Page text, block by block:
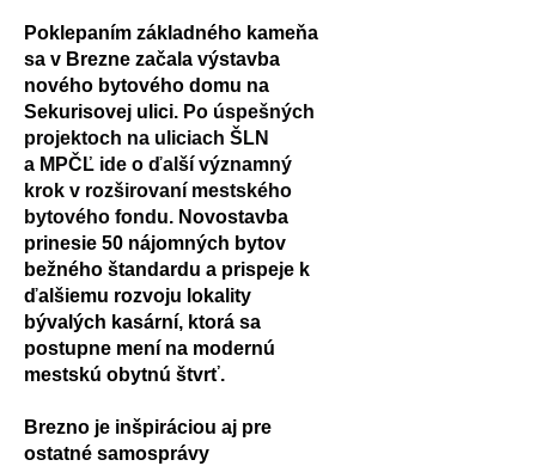
Poklepaním základného kameňa
sa v Brezne začala výstavba
nového bytového domu na
Sekurisovej ulici. Po úspešných
projektoch na uliciach ŠLN
a MPČĽ ide o ďalší významný
krok v rozširovaní mestského
bytového fondu. Novostavba
prinesie 50 nájomných bytov
bežného štandardu a prispeje k
ďalšiemu rozvoju lokality
bývalých kasární, ktorá sa
postupne mení na modernú
mestskú obytnú štvrť.
Brezno je inšpiráciou aj pre
ostatné samosprávy